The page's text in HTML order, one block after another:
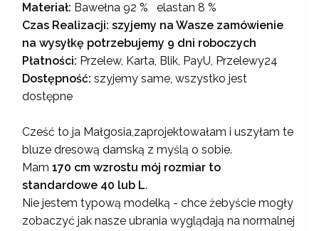
Materiał: Bawełna 92 % elastan 8 %
Czas Realizacji: szyjemy na Wasze zamówienie
na wysyłkę potrzebujemy 9 dni roboczych
Płatności: Przelew, Karta, Blik, PayU, Przelewy24
Dostępność: szyjemy same, wszystko jest
dostępne
Cześć to ja Małgosia,zaprojektowałam i uszyłam te
bluze dresową damską z myślą o sobie.
Mam 170 cm wzrostu mój rozmiar to
standardowe 40 lub L.
Nie jestem typową modelką - chce żebyście mogły
zobaczyć jak nasze ubrania wyglądają na normalnej